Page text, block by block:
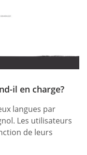
il en charge?
langues par
Les utilisateurs
de leurs